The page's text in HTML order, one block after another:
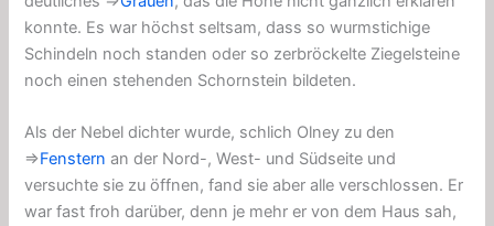
konnte. Es war höchst seltsam, dass so wurmstichige
Schindeln noch standen oder so zerbröckelte Ziegelsteine ​​
noch einen stehenden Schornstein bildeten.
Als der Nebel dichter wurde, schlich Olney zu den
⇒Fenstern an der Nord-, West- und Südseite und
versuchte sie zu öffnen, fand sie aber alle verschlossen. Er
war fast froh darüber, denn je mehr er von dem Haus sah,